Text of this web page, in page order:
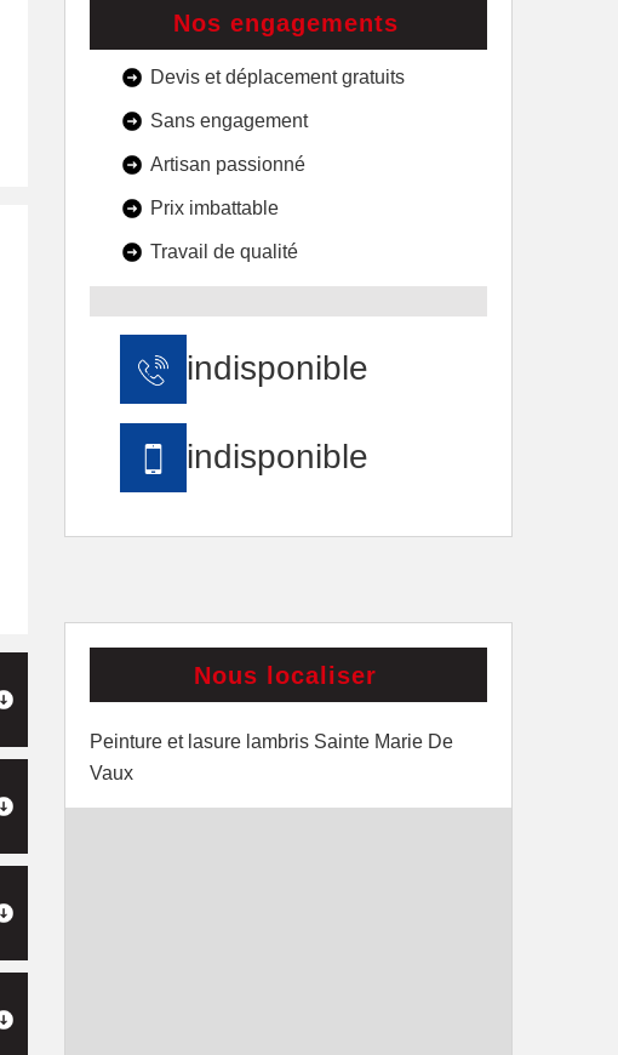
Nos engagements
Devis et déplacement gratuits
Sans engagement
Artisan passionné
Prix imbattable
Travail de qualité
indisponible
indisponible
Nous localiser
Peinture et lasure lambris Sainte Marie De
Vaux